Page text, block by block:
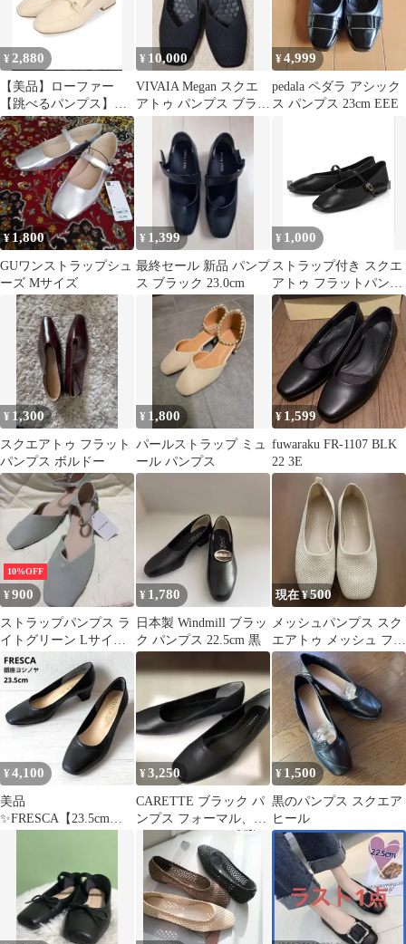
¥2,880
【美品】ローファー
【跳べるパンプス】ス
クエアトゥビットモチ
ーフローファー
¥ 10,000
VIVAIA Megan スクエ
アトゥ パンプス ブラッ
¥4,999
pedala ペダラ アシック
ス パンプス 23cm EEE
¥1,800
GUワンストラップシュ
ーズ Mサイズ
¥ 1,399
最終セール 新品 パンプ
ス ブラック 23.0cm
¥ 1,000
ストラップ付き スクエ
アトゥ フラットパンプ
ス ブラック
¥ 1,300
スクエアトゥ フラット
パンプス ボルドー
¥ 1,800
パールストラップ ミュ
ール パンプス
¥ 1,599
fuwaraku FR-1107 BLK
22 3E
10%OFF
¥900
ストラップパンプス ラ
イトグリーン Lサイズ
新品未使用
¥ 1,780
日本製 Windmill ブラッ
ク パンプス 22.5cm 黒
現在 ¥500
メッシュパンプス スク
エアトゥ メッシュ フラ
ットシューズ
¥ 4,100
美品
✨️FRESCA【23.5cm】
¥3,250
CARETTE ブラック パ
ンプス フォーマル、就
活サイズＬ3E 26㎝牛革
¥ 1,500
黒のパンプス スクエア
ヒール